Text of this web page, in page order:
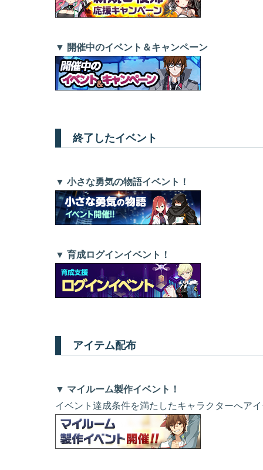
▼ 開催中のイベント＆キャンペーン
終了したイベント
▼ 小さな勇気の物語イベント！
▼ 育成ログインイベント！
アイテム配布
▼ マイルーム製作イベント！
イベント達成条件を満たしたキャラクターへア